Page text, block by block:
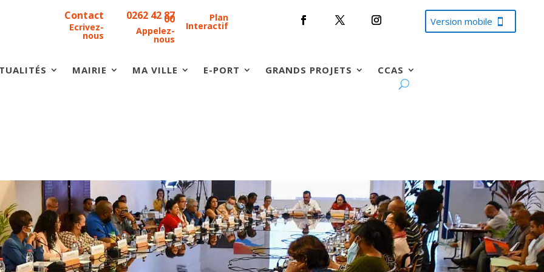
Contact
Ecrivez-
nous
0262 42 87
00
Appelez-
nous
Plan
Interactif Version mobile
MAIRIE MA VILLE E-PORT GRANDS PROJETS CCAS